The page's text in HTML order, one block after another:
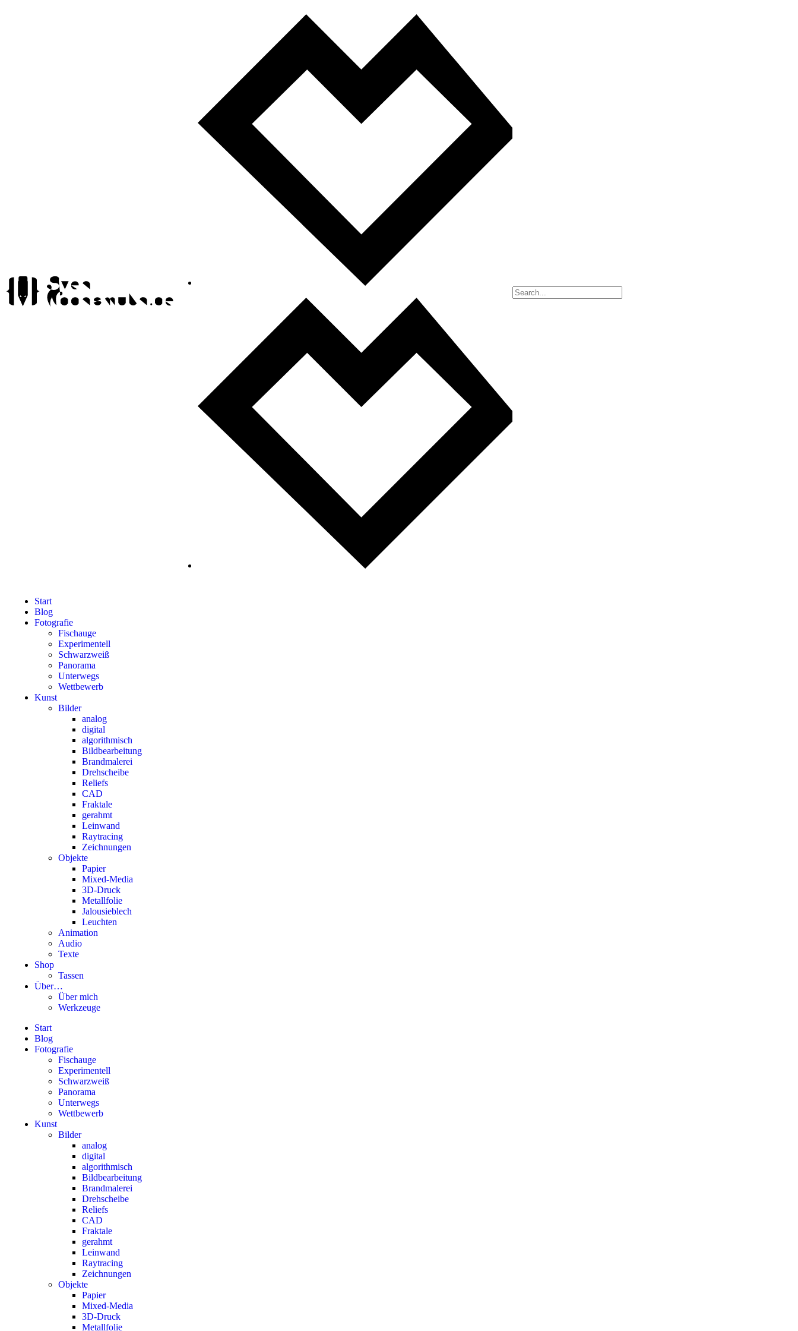
Start
Blog
Fotografie
Fischauge
Experimentell
Schwarzweiß
Panorama
Unterwegs
Wettbewerb
Kunst
Bilder
analog
digital
algorithmisch
Bildbearbeitung
Brandmalerei
Drehscheibe
Reliefs
CAD
Fraktale
gerahmt
Leinwand
Raytracing
Zeichnungen
Objekte
Papier
Mixed-Media
3D-Druck
Metallfolie
Jalousieblech
Leuchten
Animation
Audio
Texte
Shop
Tassen
Über…
Über mich
Werkzeuge
Start
Blog
Fotografie
Fischauge
Experimentell
Schwarzweiß
Panorama
Unterwegs
Wettbewerb
Kunst
Bilder
analog
digital
algorithmisch
Bildbearbeitung
Brandmalerei
Drehscheibe
Reliefs
CAD
Fraktale
gerahmt
Leinwand
Raytracing
Zeichnungen
Objekte
Papier
Mixed-Media
3D-Druck
Metallfolie